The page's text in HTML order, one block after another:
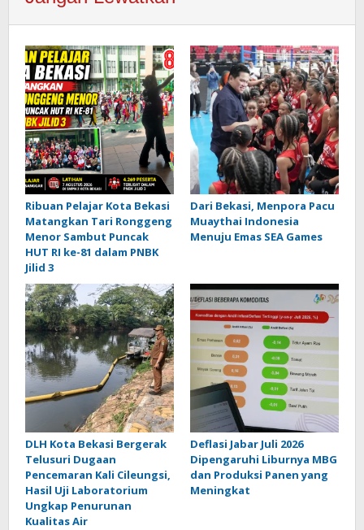
Ribuan Pelajar Kota Bekasi
Matangkan Tari Ronggeng
Menor Sambut Puncak
HUT RI ke-81 dalam PNBK
Jilid 3
Dari Bekasi, Menpora Pacu
Muaythai Indonesia
Menuju Emas SEA Games
DLH Kota Bekasi Bergerak
Telusuri Dugaan
Pencemaran Kali Cileungsi,
Hasil Uji Laboratorium
Ungkap Penurunan
Kualitas Air
Deflasi Jabar Juli 2026
Dipengaruhi Liburnya MBG
dan Produksi Panen yang
Meningkat